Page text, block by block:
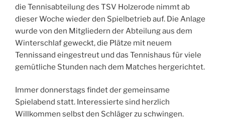
die Tennisabteilung des TSV Holzerode nimmt ab
dieser Woche wieder den Spielbetrieb auf. Die Anlage
wurde von den Mitgliedern der Abteilung aus dem
Winterschlaf geweckt, die Plätze mit neuem
Tennissand eingestreut und das Tennishaus für viele
gemütliche Stunden nach dem Matches hergerichtet.
Immer donnerstags findet der gemeinsame
Spielabend statt. Interessierte sind herzlich
Willkommen selbst den Schläger zu schwingen.